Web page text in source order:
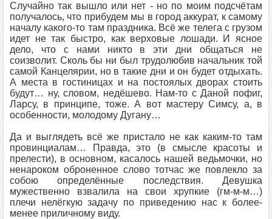
Случайно так вышло или нет - но по моим подсчётам
получалось, что прибудем мы в город аккурат, к самому
началу какого-то там праздника. Всё же телега с грузом
идет не так быстро, как верховые лошади. И ясное
дело, что с нами никто в эти дни общаться не
соизволит. Сколь бы ни был трудолюбив начальник той
самой Канцелярии, но в такие дни и он будет отдыхать.
А места в гостиницах и на постоялых дворах стоить
будут… ну, словом, недёшево. Нам-то с Даной пофиг,
Ларсу, в принципе, тоже. А вот мастеру Симсу, а, в
особенности, молодому Дугану…
Да и выглядеть всё же пристало не как каким-то там
провинциалам… Правда, это (в смысле красоты и
прелести), в основном, касалось нашей ведьмочки, но
ненароком оброненное слово тотчас же повлекло за
собою определённые последствия. Девушка
мужественно взвалила на свои хрупкие (гм-м-м…)
плечи нелёгкую задачу по приведению нас к более-
менее приличному виду.